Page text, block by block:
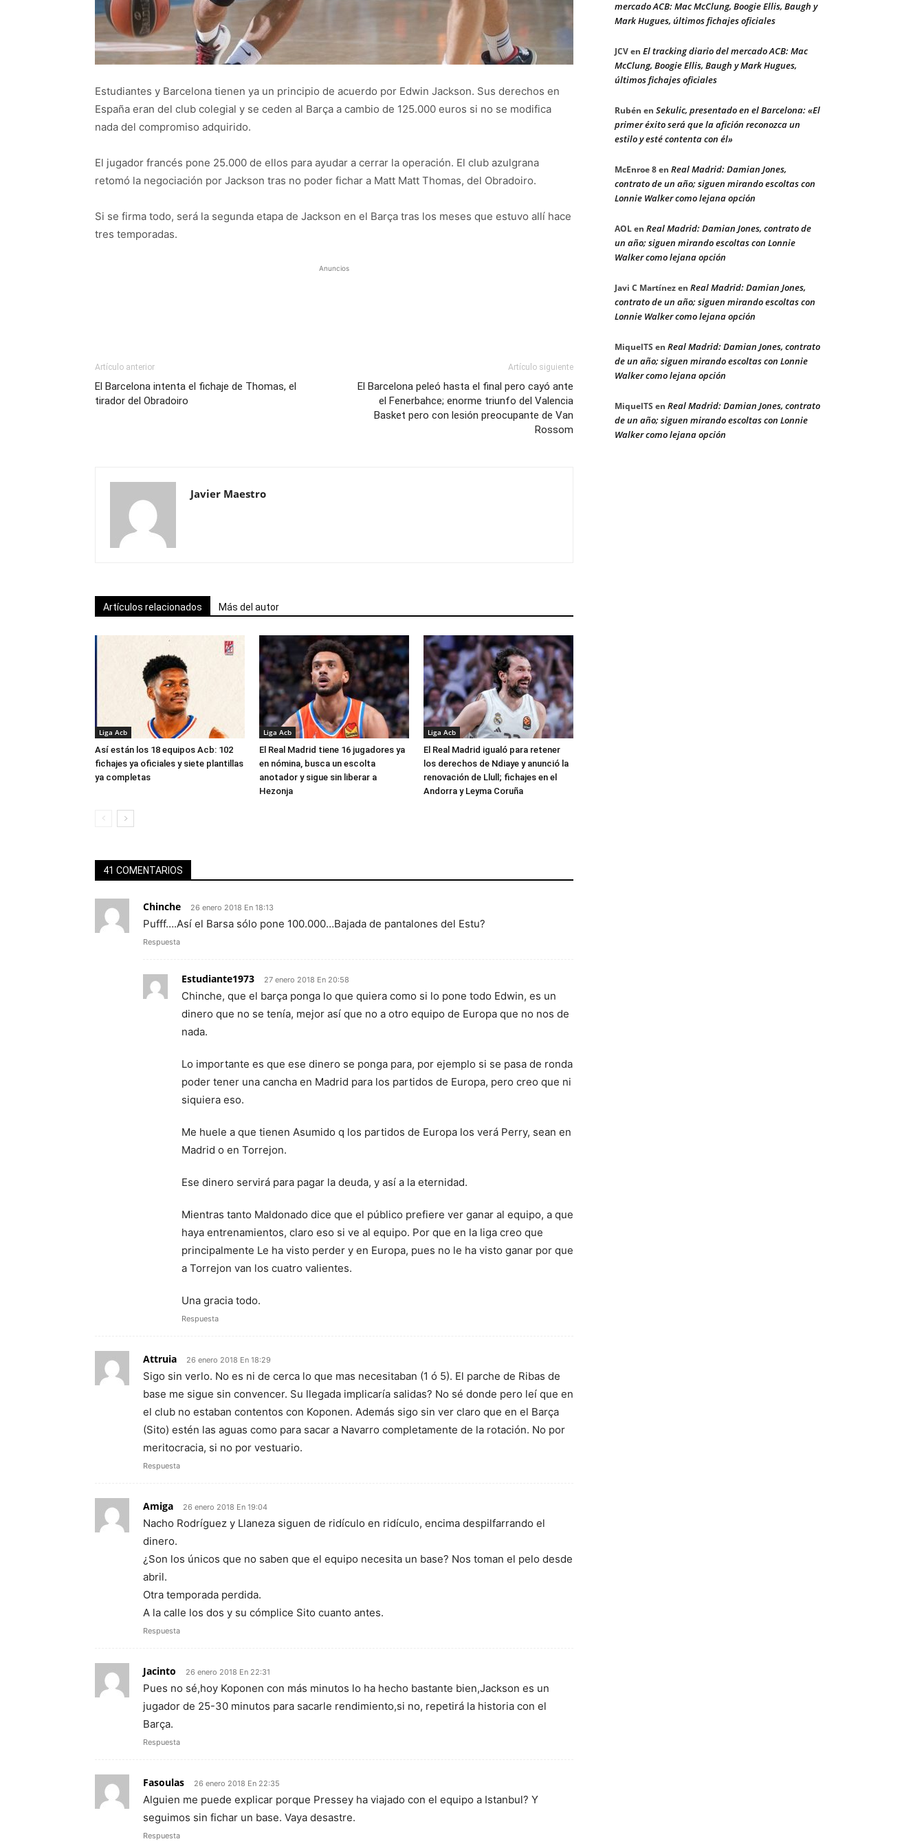
Estudiantes y Barcelona tienen ya un principio de acuerdo por Edwin Jackson. Sus derechos en
España eran del club colegial y se ceden al Barça a cambio de 125.000 euros si no se modifica
nada del compromiso adquirido.
El jugador francés pone 25.000 de ellos para ayudar a cerrar la operación. El club azulgrana
retomó la negociación por Jackson tras no poder fichar a Matt Matt Thomas, del Obradoiro.
Si se firma todo, será la segunda etapa de Jackson en el Barça tras los meses que estuvo allí hace
tres temporadas.
Anuncios
Artículo anterior
El Barcelona intenta el fichaje de Thomas, el
tirador del Obradoiro
Artículo siguiente
El Barcelona peleó hasta el final pero cayó ante
el Fenerbahce; enorme triunfo del Valencia
Basket pero con lesión preocupante de Van
Rossom
Javier Maestro
Artículos relacionados Más del autor
Liga Acb
Así están los 18 equipos Acb: 102
fichajes ya oficiales y siete plantillas
ya completas
Liga Acb
El Real Madrid tiene 16 jugadores ya
en nómina, busca un escolta
anotador y sigue sin liberar a
Hezonja
Liga Acb
El Real Madrid igualó para retener
los derechos de Ndiaye y anunció la
renovación de Llull; fichajes en el
Andorra y Leyma Coruña
41 COMENTARIOS
Chinche 26 enero 2018 En 18:13
Pufff….Así el Barsa sólo pone 100.000…Bajada de pantalones del Estu?
Respuesta
Estudiante1973 27 enero 2018 En 20:58
Chinche, que el barça ponga lo que quiera como si lo pone todo Edwin, es un
dinero que no se tenía, mejor así que no a otro equipo de Europa que no nos de
nada.
Lo importante es que ese dinero se ponga para, por ejemplo si se pasa de ronda
poder tener una cancha en Madrid para los partidos de Europa, pero creo que ni
siquiera eso.
Me huele a que tienen Asumido q los partidos de Europa los verá Perry, sean en
Madrid o en Torrejon.
Ese dinero servirá para pagar la deuda, y así a la eternidad.
Mientras tanto Maldonado dice que el público prefiere ver ganar al equipo, a que
haya entrenamientos, claro eso si ve al equipo. Por que en la liga creo que
principalmente Le ha visto perder y en Europa, pues no le ha visto ganar por que
a Torrejon van los cuatro valientes.
Una gracia todo.
Respuesta
Attruia 26 enero 2018 En 18:29
Sigo sin verlo. No es ni de cerca lo que mas necesitaban (1 ó 5). El parche de Ribas de
base me sigue sin convencer. Su llegada implicaría salidas? No sé donde pero leí que en
el club no estaban contentos con Koponen. Además sigo sin ver claro que en el Barça
(Sito) estén las aguas como para sacar a Navarro completamente de la rotación. No por
meritocracia, si no por vestuario.
Respuesta
Amiga 26 enero 2018 En 19:04
Nacho Rodríguez y Llaneza siguen de ridículo en ridículo, encima despilfarrando el
dinero.
¿Son los únicos que no saben que el equipo necesita un base? Nos toman el pelo desde
abril.
Otra temporada perdida.
A la calle los dos y su cómplice Sito cuanto antes.
Respuesta
Jacinto 26 enero 2018 En 22:31
Pues no sé,hoy Koponen con más minutos lo ha hecho bastante bien,Jackson es un
jugador de 25-30 minutos para sacarle rendimiento,si no, repetirá la historia con el
Barça.
Respuesta
Fasoulas 26 enero 2018 En 22:35
Alguien me puede explicar porque Pressey ha viajado con el equipo a Istanbul? Y
seguimos sin fichar un base. Vaya desastre.
Respuesta
mercado ACB: Mac McClung, Boogie Ellis, Baugh y
Mark Hugues, últimos fichajes oficiales
JCVen El tracking diario del mercado ACB: Mac
McClung, Boogie Ellis, Baugh y Mark Hugues,
últimos fichajes oficiales
Rubén en Sekulic, presentado en el Barcelona: «El
primer éxito será que la afición reconozca un
estilo y esté contenta con él»
McEnroe 8en Real Madrid: Damian Jones,
contrato de un año; siguen mirando escoltas con
Lonnie Walker como lejana opción
AOLen Real Madrid: Damian Jones, contrato de
un año; siguen mirando escoltas con Lonnie
Walker como lejana opción
Javi C Martínezen Real Madrid: Damian Jones,
contrato de un año; siguen mirando escoltas con
Lonnie Walker como lejana opción
MiquelTS en Real Madrid: Damian Jones, contrato
de un año; siguen mirando escoltas con Lonnie
Walker como lejana opción
MiquelTS en Real Madrid: Damian Jones, contrato
de un año; siguen mirando escoltas con Lonnie
Walker como lejana opción